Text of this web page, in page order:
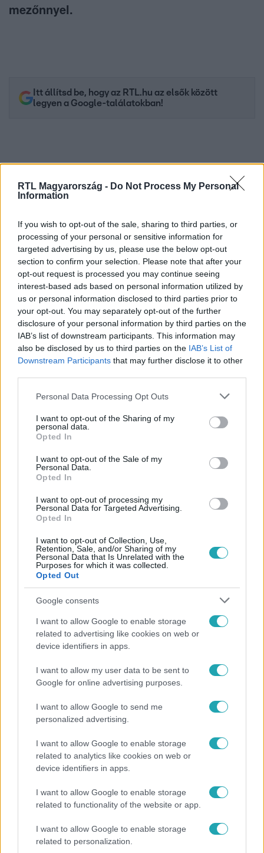
RTL Magyarország - Do Not Process My Personal
Information
If you wish to opt-out of the sale, sharing to third parties, or
processing of your personal or sensitive information for
targeted advertising by us, please use the below opt-out
section to confirm your selection. Please note that after your
opt-out request is processed you may continue seeing
interest-based ads based on personal information utilized by
us or personal information disclosed to third parties prior to
your opt-out. You may separately opt-out of the further
disclosure of your personal information by third parties on the
IAB’s list of downstream participants. This information may
also be disclosed by us to third parties on the IAB’s List of
Downstream Participants that may further disclose it to other
Please note that this website/app uses one or more Google
not limited to your visit or usage behaviour. You may click to
grant or deny consent to Google and its third-party tags to
use your data for below specified purposes in below Google
consent section.
Personal Data Processing Opt Outs
I want to opt-out of the Sharing of my
personal data.
Opted In
I want to opt-out of the Sale of my
Personal Data.
Opted In
I want to opt-out of processing my
Personal Data for Targeted Advertising.
Opted In
I want to opt-out of Collection, Use,
Retention, Sale, and/or Sharing of my
Personal Data that Is Unrelated with the
Purposes for which it was collected.
Opted Out
Google consents
I want to allow Google to enable storage
related to advertising like cookies on web or
device identifiers in apps.
I want to allow my user data to be sent to
Google for online advertising purposes.
I want to allow Google to send me
personalized advertising.
I want to allow Google to enable storage
related to analytics like cookies on web or
device identifiers in apps.
I want to allow Google to enable storage
related to functionality of the website or app.
I want to allow Google to enable storage
related to personalization.
mezőnnyel.
Itt állítsd be, hogy az RTL.hu az elsők között
legyen a Google-találatokban!
Kövess minket, és értesülj a friss hírekről a
Facebookon is!
Követem
VISSZAVONULÁS
Népszerű
Reggeli
Átvonul a hidegfront az országon – így alakul a
hőmérséklet a hét második felében